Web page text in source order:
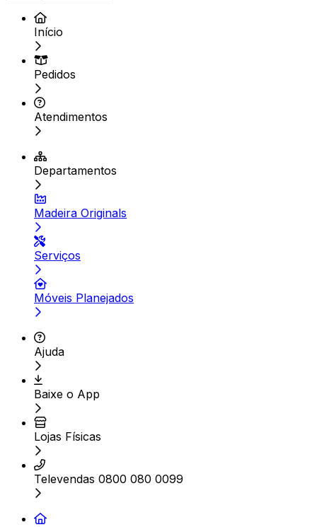
Início
Pedidos
Atendimentos
Departamentos
Madeira Originals
Serviços
Móveis Planejados
Ajuda
Baixe o App
Lojas Físicas
Televendas 0800 080 0099